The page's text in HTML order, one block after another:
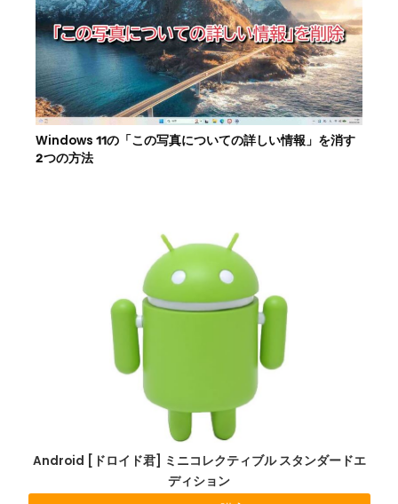
Windows 11の「この写真についての詳しい情報」を消す
2つの方法
Android [ドロイド君] ミニコレクティブル スタンダードエ
ディション